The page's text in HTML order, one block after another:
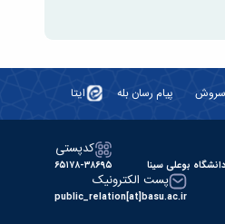
سروش پیام رسان بله ایتا
بوعلی سینا
کدپستی
۶۵۱۷۸-۳۸۶۹۵
پست الکترونیک
public_relation[at]basu.ac.ir